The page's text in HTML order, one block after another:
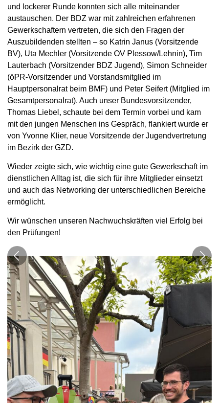
und lockerer Runde konnten sich alle miteinander
austauschen. Der BDZ war mit zahlreichen erfahrenen
Gewerkschaftern vertreten, die sich den Fragen der
Auszubildenden stellten – so Katrin Janus (Vorsitzende
BV), Uta Mechler (Vorsitzende OV Plessow/Lehnin), Tim
Lauterbach (Vorsitzender BDZ Jugend), Simon Schneider
(öPR-Vorsitzender und Vorstandsmitglied im
Hauptpersonalrat beim BMF) und Peter Seifert (Mitglied im
Gesamtpersonalrat). Auch unser Bundesvorsitzender,
Thomas Liebel, schaute bei dem Termin vorbei und kam
mit den jungen Menschen ins Gespräch, flankiert wurde er
von Yvonne Klier, neue Vorsitzende der Jugendvertretung
im Bezirk der GZD.
Wieder zeigte sich, wie wichtig eine gute Gewerkschaft im
dienstlichen Alltag ist, die sich für ihre Mitglieder einsetzt
und auch das Networking der unterschiedlichen Bereiche
ermöglicht.
Wir wünschen unseren Nachwuchskräften viel Erfolg bei
den Prüfungen!
Die Stimmung passt.
Die Party war gut besucht.
Publikumsmagnet: das Glücksrad
Die BJAV war auch dabei.